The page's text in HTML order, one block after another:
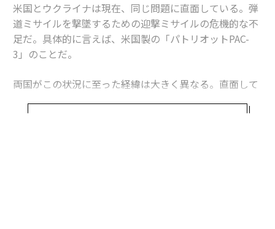
米国とウクライナは現在、同じ問題に直面している。弾
道ミサイルを撃墜するための迎撃ミサイルの危機的な不
足だ。具体的に言えば、米国製の「パトリオットPAC-
3」のことだ。
両国がこの状況に至った経緯は大きく異なる。直面して
きく異なるものになるかもしれない。これは非対称戦、